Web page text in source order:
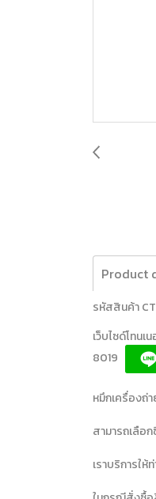
Product
รหัสสินค้า
เว็บไซด์โทน
8019
หมึกเครื่องถ่
สามารถเลือ
เราบริการใ